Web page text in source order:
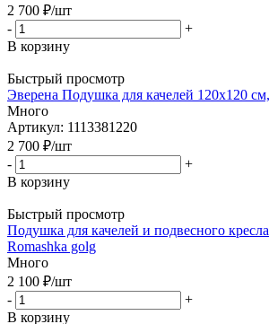
2 700 ₽/шт
-
+
В корзину
Быстрый просмотр
Эверена Подушка для качелей 120х120
Много
Артикул: 1113381220
2 700 ₽/шт
-
+
В корзину
Быстрый просмотр
Подушка для качелей и подвесного
Romashka golg
Много
2 100 ₽/шт
-
+
В корзину